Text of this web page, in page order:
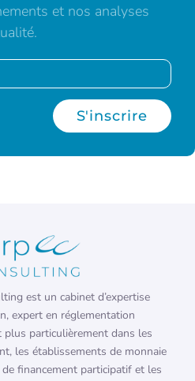
et nos analyses
S'inscrire
est un cabinet d’expertise
expert en réglementation
particulièrement dans les
les établissements de monnaie
financement participatif et les